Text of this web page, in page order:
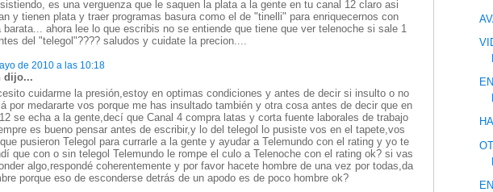
es una verguenza que le saquen la plata a la gente en tu canal 12 claro asi
y tienen plata y traer programas basura como el de "tinelli" para enriquecernos con
barata... ahora lee lo que escribis no se entiende que tiene que ver telenoche si sale 1
del "telegol"???? saludos y cuidate la precion....
de 2010 a las 10:18
dijo...
cuidarme la presión,estoy en optimas condiciones y antes de decir si insulto o no
por medararte vos porque me has insultado también y otra cosa antes de decir que en
se echa a la gente,decí que Canal 4 compra latas y corta fuente laborales de trabajo
es bueno pensar antes de escribir,y lo del telegol lo pusiste vos en el tapete,vos
pusieron Telegol para currarle a la gente y ayudar a Telemundo con el rating y yo te
que con o sin telegol Telemundo le rompe el culo a Telenoche con el rating ok? si vas
algo,respondé coherentemente y por favor hacete hombre de una vez por todas,da
porque eso de esconderse detrás de un apodo es de poco hombre ok?